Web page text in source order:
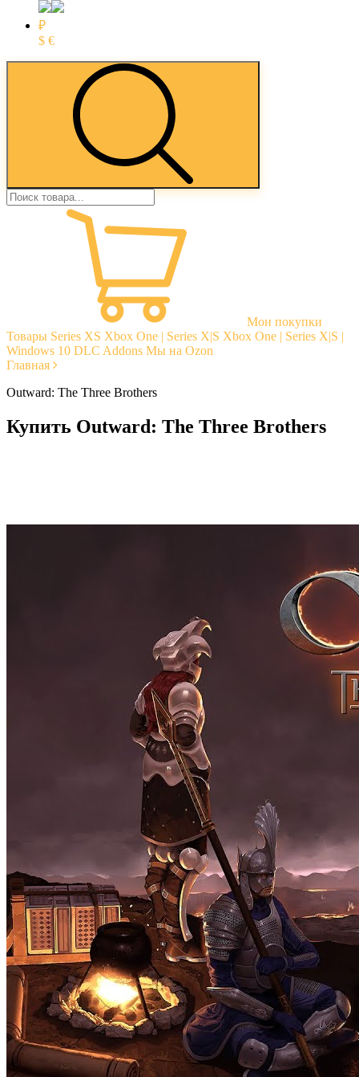
₽
$ €
Мои покупки
Товары Series XS Xbox One | Series X|S Xbox One | Series X|S |
Windows 10 DLC Addons Мы на Ozon
Главная
Outward: The Three Brothers
Купить Outward: The Three Brothers